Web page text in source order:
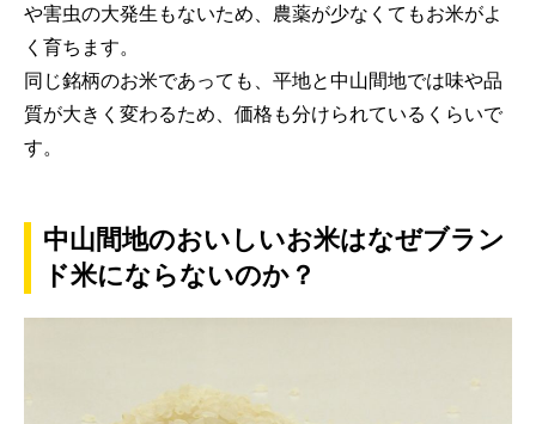
や害虫の大発生もないため、農薬が少なくてもお米がよ
く育ちます。
同じ銘柄のお米であっても、平地と中山間地では味や品
質が大きく変わるため、価格も分けられているくらいで
す。
中山間地のおいしいお米はなぜブラン
ド米にならないのか？